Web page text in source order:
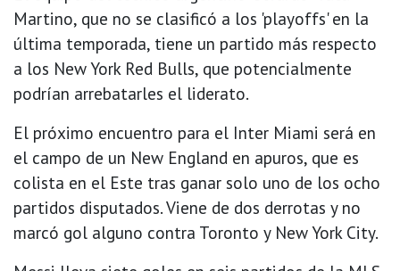
Martino, que no se clasificó a los 'playoffs' en la
última temporada, tiene un partido más respecto
a los New York Red Bulls, que potencialmente
podrían arrebatarles el liderato.
El próximo encuentro para el Inter Miami será en
el campo de un New England en apuros, que es
colista en el Este tras ganar solo uno de los ocho
partidos disputados. Viene de dos derrotas y no
marcó gol alguno contra Toronto y New York City.